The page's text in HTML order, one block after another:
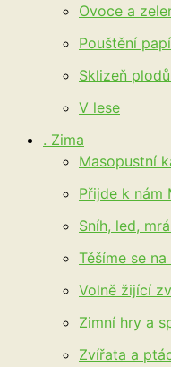
Ovoce a
Pouštění
Sklizeň
V lese
. Zima
Masopustní
Přijde k nám
Sníh, led,
Těšíme se
Volně žijící
Zimní hry a
Zvířata a